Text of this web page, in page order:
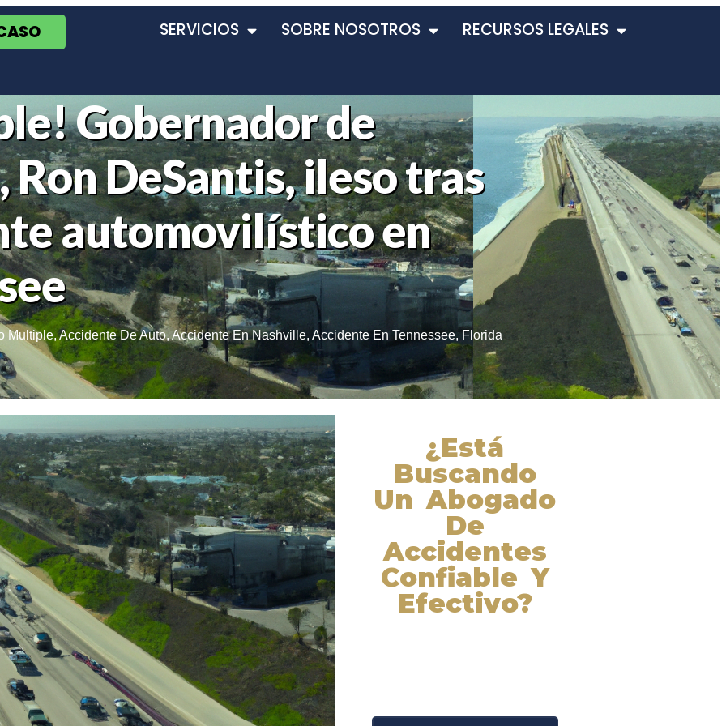
SERVICIOS SOBRE NOSOTROS RECURSOS LEGALES
Gobernador de
Ron DeSantis, ileso tras
automovilístico en
Multiple,Accidente De Auto, Accidente En Nashville, Accidente En Tennessee, Florida
¿Está
Buscando
Un Abogado
De
Accidentes
Confiable Y
Efectivo?